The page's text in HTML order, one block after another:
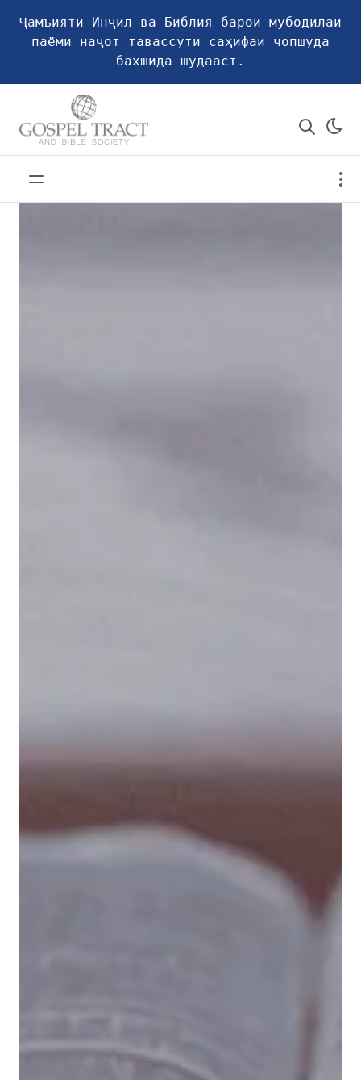
Ҷамъияти Инҷил ва Библия барои мубодилаи
паёми наҷот тавассути саҳифаи чопшуда
бахшида шудааст.